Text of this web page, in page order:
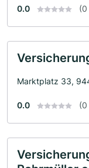
0.0 (0
Marktplatz 33,
0.0 (0